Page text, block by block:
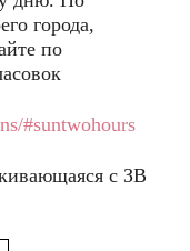
города,
по
#suntwohours
с ЗВ